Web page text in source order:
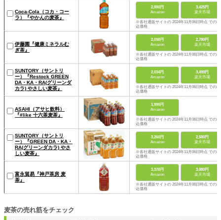
Coca-Cola（コカ・コー
ラ）『やかんの麦茶』
2,880円
Amazon
3,425円
楽天市場
※各社通販サイトの 2024年11月06日時点 での税
込価格
伊藤園『健康ミネラルむ
ぎ茶』
2,098円
Amazon
2,780円
楽天市場
※各社通販サイトの 2024年11月06日時点 での税
込価格
SUNTORY（サントリ
ー）『Restock GREEN
DA・KA・RA(グリーンダ
カラ) やさしい麦茶』
2,034円
Amazon
3,499円
楽天市場
※各社通販サイトの 2024年11月06日時点 での税
込価格
ASAHI（アサヒ飲料）
『#like 十六茶麦茶』
1,999円
Amazon
※各社通販サイトの 2024年11月06日時点 での税
込価格
SUNTORY（サントリ
ー）『GREEN DA・KA・
RA(グリーンダカラ) やさ
しい麦茶』
3,260円
Amazon
2,580円
楽天市場
※各社通販サイトの 2024年11月06日時点 での税
込価格
富永貿易『神戸茶房 麦
茶』
3,378円
Amazon
3,080円
楽天市場
※各社通販サイトの 2024年11月06日時点 での税
込価格
麦茶の売れ筋をチェック